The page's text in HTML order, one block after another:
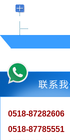
0518-87282606
0518-87785551